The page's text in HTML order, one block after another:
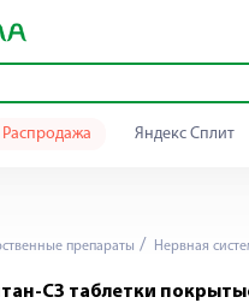
Распродажа Яндекс Сплит
препараты Нервная
СЗ таблетки